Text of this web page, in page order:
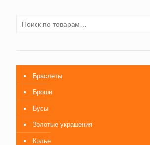
Браслеты
Броши
Бусы
Золотые украшения
Колье